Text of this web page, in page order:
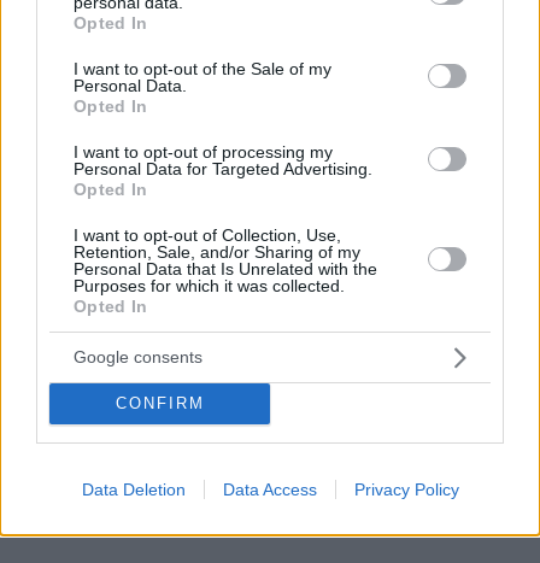
grant or deny consent to Google and its third-party tags to
use your data for below specified purposes in below Google
consent section.
Opted In
I want to opt-out of the Sale of my
Personal Data.
Opted In
I want to opt-out of processing my
Personal Data for Targeted Advertising.
Opted In
I want to opt-out of Collection, Use,
Retention, Sale, and/or Sharing of my
Personal Data that Is Unrelated with the
Purposes for which it was collected.
Opted In
Google consents
CONFIRM
Data Deletion Data Access Privacy Policy
ηλεκτρικές σκούπες
Λουκουμάδες, τηγανίτες ή pancakes; 23 παραδοσιακές
και σύγχρονες συνταγές για τα αγαπημένα ζυμάρια
Δεκάδες ρωσικές επιθέσεις στην περιφέρεια του
Ντνιπροπετρόφ της Ουκρανίας, δύο νεκροί και έξι
τραυματίες
Η Λίλα Μπακλέση έφερε στον κόσμο το πρώτο της
παιδί, δείτε την ανάρτηση του συντρόφου της περί...
λαού και εξουσίας
πριν μία ώρα
5 προορισμοί για solo travellers τα Σαββατοκύριακα του
καλοκαιριού
πριν μία ώρα